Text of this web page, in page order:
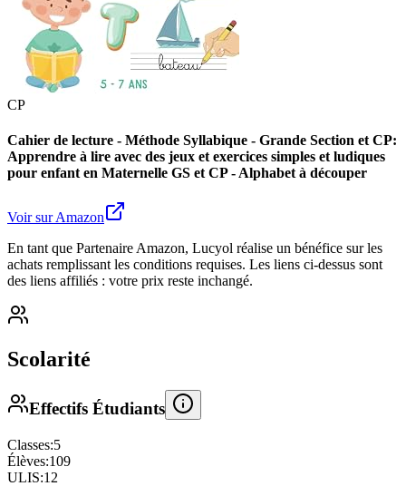
CP
Cahier de lecture - Méthode Syllabique - Grande Section et CP:
Apprendre à lire avec des jeux et exercices simples et ludiques
pour enfant en Maternelle GS et CP - Alphabet à découper
Voir sur Amazon
En tant que Partenaire Amazon, Lucyol réalise un bénéfice sur les
achats remplissant les conditions requises. Les liens ci-dessus sont
des liens affiliés : votre prix reste inchangé.
Scolarité
Effectifs Étudiants
Classes:5
Élèves:109
ULIS:12